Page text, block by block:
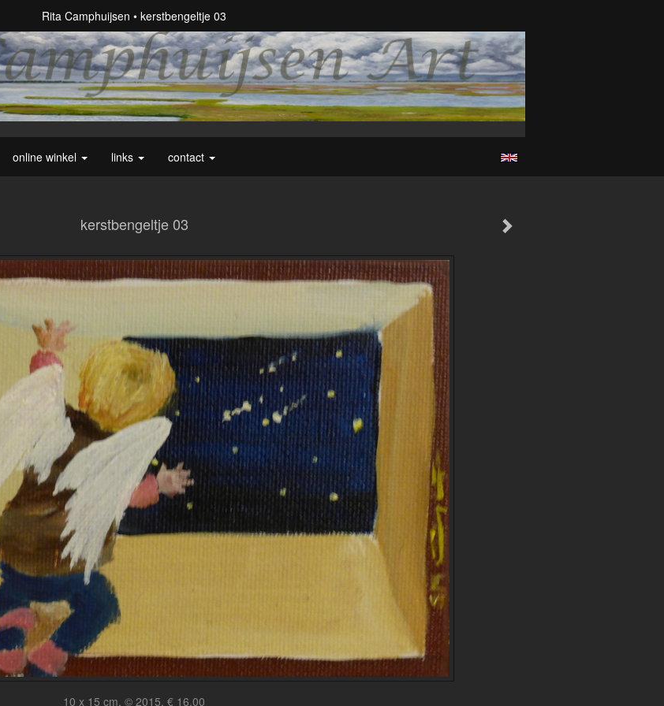
Rita Camphuijsen kerstbengeltje 03
online winkel links contact
kerstbengeltje 03
10 x 15 cm, © 2015, € 16,00